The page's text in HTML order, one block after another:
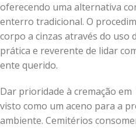
oferecendo uma alternativa
enterro tradicional. O
corpo a cinzas através do uso
prática e reverente de lidar
ente querido.
Dar prioridade à cremação
visto como um aceno para a
ambiente. Cemitérios